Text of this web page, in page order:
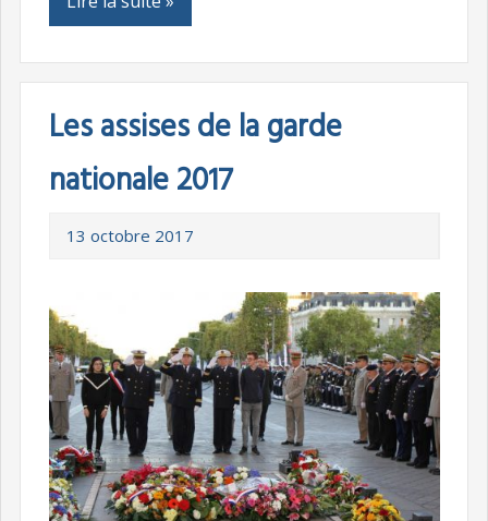
Les assises de la garde
nationale 2017
13 octobre 2017